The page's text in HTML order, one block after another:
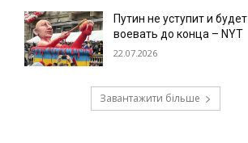
Путин не уступит и будет
воевать до конца – NYT
22.07.2026
Завантажити більше